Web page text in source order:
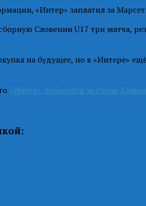
«Интер» заплатил за
Словении U17 три матча,
на будущее, но в «Интере»
«Интер» поборется за Рауля